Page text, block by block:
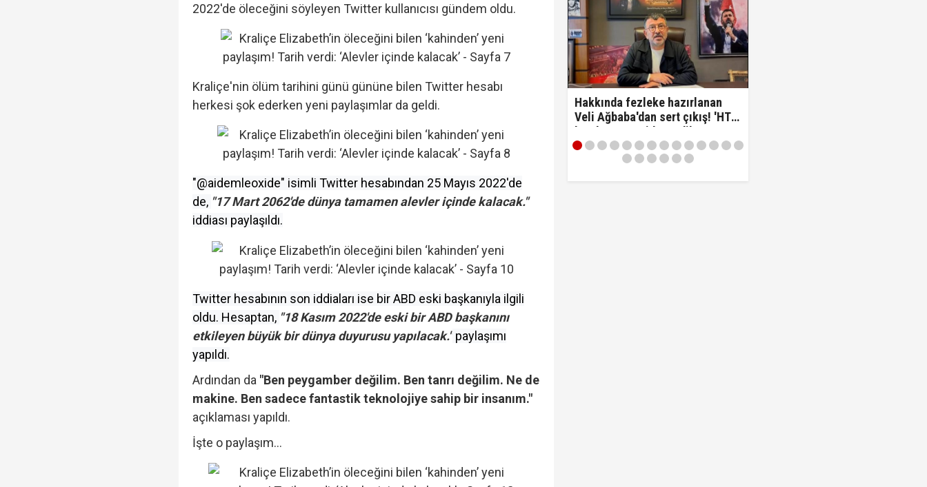
2022'de öleceğini söyleyen Twitter kullanıcısı gündem oldu.
Kraliçe'nin ölüm tarihini günü gününe bilen Twitter hesabı
herkesi şok ederken yeni paylaşımlar da geldi.
"@aidemleoxide" isimli Twitter hesabından 25 Mayıs 2022'de
de, "17 Mart 2062'de dünya tamamen alevler içinde kalacak."
iddiası paylaşıldı.
Twitter hesabının son iddiaları ise bir ABD eski başkanıyla ilgili
oldu. Hesaptan, "18 Kasım 2022'de eski bir ABD başkanını
etkileyen büyük bir dünya duyurusu yapılacak." paylaşımı
yapıldı.
Ardından da "Ben peygamber değilim. Ben tanrı değilim. Ne de
makine. Ben sadece fantastik teknolojiye sahip bir insanım."
açıklaması yapıldı.
İşte o paylaşım…
Hakkında fezleke hazırlanan
Veli Ağbaba'dan sert çıkış! 'HTS
kaydım varsa idam edilmeye
razıyım'